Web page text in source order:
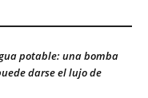
potable: una bomba
darse el lujo de